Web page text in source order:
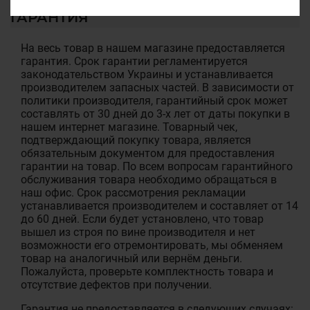
ГАРАНТИЯ
На весь товар в нашем магазине предоставляется
гарантия. Срок гарантии регламентируется
законодательством Украины и устанавливается
производителем запасных частей. В зависимости от
политики производителя, гарантийный срок может
составлять от 30 дней до 3-х лет от даты покупки в
нашем интернет магазине. Товарный чек,
подтверждающий покупку товара, является
обязательным документом для предоставления
гарантии на товар. По всем вопросам гарантийного
обслуживания товара необходимо обращаться в
наш офис. Срок рассмотрения рекламации
устанавливается производителем и составляет от 14
до 60 дней. Если будет установлено, что товар
вышел из строя по вине производителя и нет
возможности его отремонтировать, мы обменяем
товар на аналогичный или вернём деньги.
Пожалуйста, проверьте комплектность товара и
отсутствие дефектов при получении.